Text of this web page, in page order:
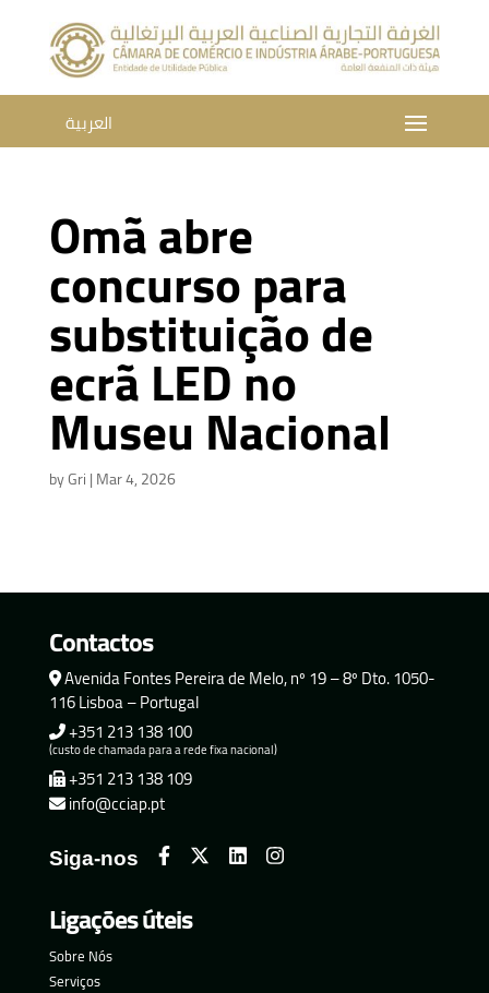
العربية
Omã abre
concurso para
substituição de
ecrã LED no
Museu Nacional
byGri|Mar 4, 2026
Contactos
Avenida Fontes Pereira de Melo, nº 19 – 8º Dto. 1050-
116 Lisboa – Portugal
+351 213 138 100
(custo de chamada para a rede fixa nacional)
+351 213 138 109
info@cciap.pt
Siga-nos
Ligações úteis
Sobre Nós
Serviços